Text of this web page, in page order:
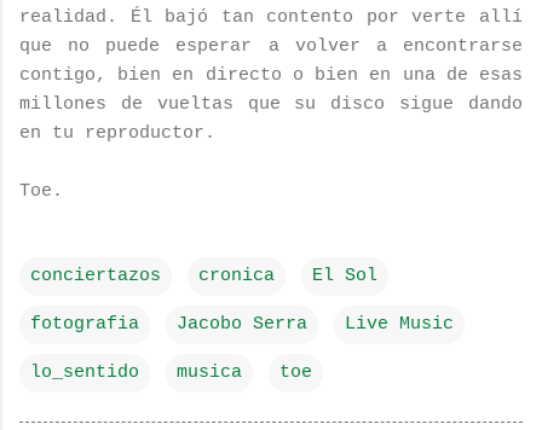
realidad. Él bajó tan contento por verte allí
que no puede esperar a volver a encontrarse
contigo, bien en directo o bien en una de esas
millones de vueltas que su disco sigue dando
en tu reproductor.
Toe.
conciertazos cronica El Sol
fotografia Jacobo Serra Live Music
lo_sentido musica toe